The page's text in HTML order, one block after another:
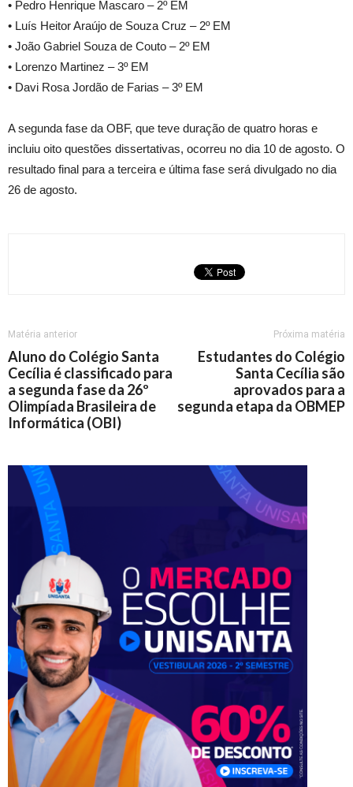
• Pedro Henrique Mascaro – 2º EM
• Luís Heitor Araújo de Souza Cruz – 2º EM
• João Gabriel Souza de Couto – 2º EM
• Lorenzo Martinez – 3º EM
• Davi Rosa Jordão de Farias – 3º EM
A segunda fase da OBF, que teve duração de quatro horas e
incluiu oito questões dissertativas, ocorreu no dia 10 de agosto. O
resultado final para a terceira e última fase será divulgado no dia
26 de agosto.
Matéria anterior
Aluno do Colégio Santa
Cecília é classificado para
a segunda fase da 26º
Olimpíada Brasileira de
Informática (OBI)
Próxima matéria
Estudantes do Colégio
Santa Cecília são
aprovados para a
segunda etapa da OBMEP